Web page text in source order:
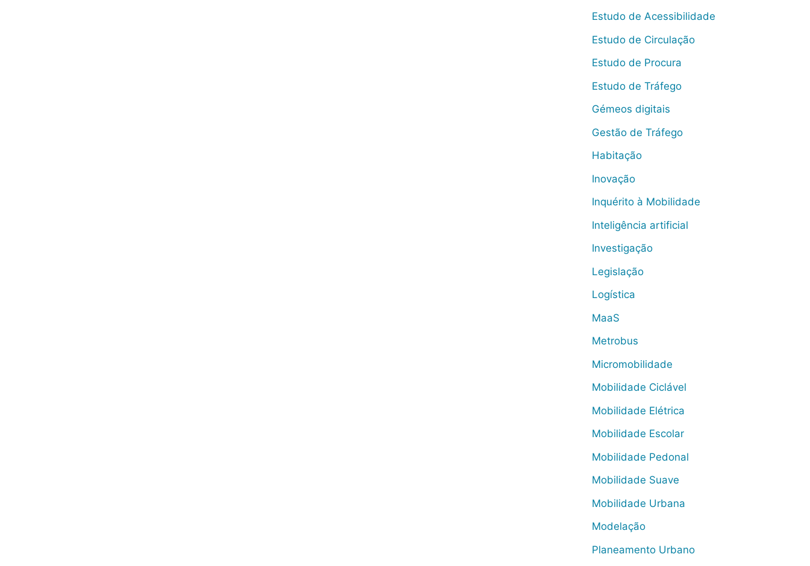
Estudo de Acessibilidade
Estudo de Circulação
Estudo de Procura
Estudo de Tráfego
Gémeos digitais
Gestão de Tráfego
Habitação
Inovação
Inquérito à Mobilidade
Inteligência artificial
Investigação
Legislação
Logística
MaaS
Metrobus
Micromobilidade
Mobilidade Ciclável
Mobilidade Elétrica
Mobilidade Escolar
Mobilidade Pedonal
Mobilidade Suave
Mobilidade Urbana
Modelação
Planeamento Urbano